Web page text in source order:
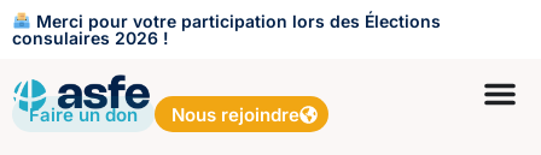
Merci pour votre participation lors des Élections
consulaires 2026 !
Faire un don Nous rejoindre